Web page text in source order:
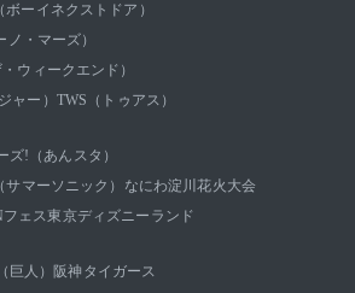
ーイネクストドア）
ノ・マーズ）
ウィークエンド）
ャー） TWS（トゥアス）
ズ!（あんスタ）
マーソニック） なにわ淀川花火大会
フェス東京ディズニーランド
巨人） 阪神タイガース